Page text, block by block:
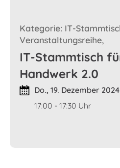
Kategorie: IT-
Veranstaltungsreihe,
IT-Stammtisch
Handwerk 2.0
Do., 19. Dezember 2024
17:00 - 17:30 Uhr